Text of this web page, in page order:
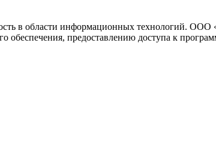
в области информационных технологий. ООО
обеспечения, предоставлению доступа к